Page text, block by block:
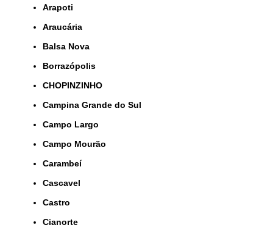
Arapoti
Araucária
Balsa Nova
Borrazópolis
CHOPINZINHO
Campina Grande do Sul
Campo Largo
Campo Mourão
Carambeí
Cascavel
Castro
Cianorte